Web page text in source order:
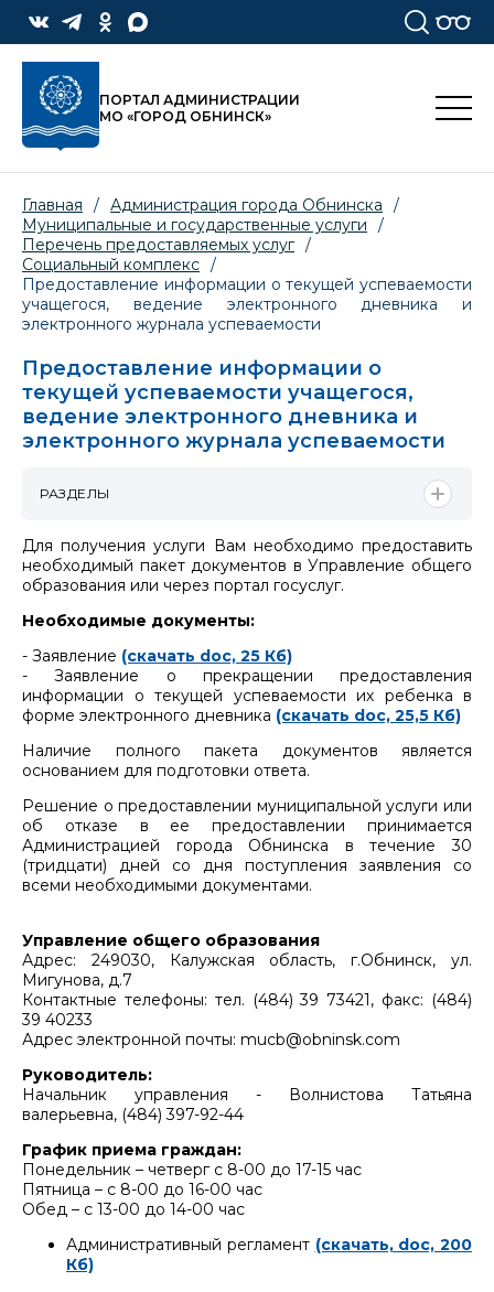
ПОРТАЛ АДМИНИСТРАЦИИ
МО «ГОРОД ОБНИНСК»
Главная / Администрация города Обнинска
/
Муниципальные и государственные услуги
/
Перечень предоставляемых услуг /
Социальный комплекс /
Предоставление информации о текущей успеваемости
учащегося, ведение электронного дневника и
электронного журнала успеваемости
Предоставление информации о
текущей успеваемости учащегося,
ведение электронного дневника и
электронного журнала успеваемости
Для получения услуги Вам необходимо предоставить
необходимый пакет документов в Управление общего
образования или через портал госуслуг.
Необходимые документы:
- Заявление (скачать doc, 25 Кб)
- Заявление о прекращении предоставления
информации о текущей успеваемости их ребенка в
форме электронного дневника (скачать doc, 25,5 Кб)
Наличие полного пакета документов является
основанием для подготовки ответа.
Решение о предоставлении муниципальной услуги или
об отказе в ее предоставлении принимается
Администрацией города Обнинска в течение 30
(тридцати) дней со дня поступления заявления со
всеми необходимыми документами.
Управление общего образования
Адрес: 249030, Калужская область, г.Обнинск, ул.
Мигунова, д.7
Контактные телефоны: тел. (484) 39 73421, факс: (484)
39 40233
Адрес электронной почты: mucb@obninsk.com
Руководитель:
Начальник управления - Волнистова Татьяна
валерьевна, (484) 397-92-44
График приема граждан:
Понедельник – четверг с 8-00 до 17-15 час
Пятница – с 8-00 до 16-00 час
Обед – с 13-00 до 14-00 час
Административный регламент (скачать, doc, 200
Кб)
РАЗДЕЛЫ